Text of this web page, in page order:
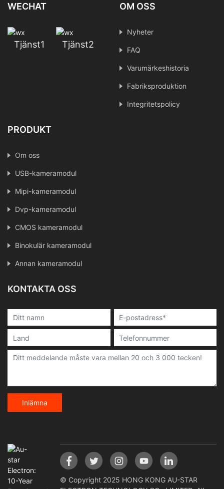
WECHAT
Tjänst1 Tjänst2
OM OSS
Nyheter
FAQ
Varumärkeshistoria
Fabriksproduktion
Integritetspolicy
PRODUKT
Om oss
USB-kameramodul
Mipi-kameramodul
Dvp-kameramodul
CMOS kameramodul
Binokulär kameramodul
Annan kameramodul
KONTAKTA OSS
Inlämna
© Copyright 2025 HONG KONG AU-STAR